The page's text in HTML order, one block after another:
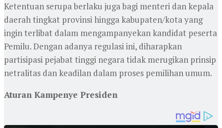
Ketentuan serupa berlaku juga bagi menteri dan kepala
daerah tingkat provinsi hingga kabupaten/kota yang
ingin terlibat dalam mengampanyekan kandidat peserta
Pemilu. Dengan adanya regulasi ini, diharapkan
partisipasi pejabat tinggi negara tidak merugikan prinsip
netralitas dan keadilan dalam proses pemilihan umum.
Aturan Kampenye Presiden